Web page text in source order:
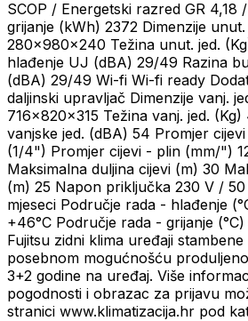
SCOP / Energetski razred GR 4,18
grijanje (kWh) 2372 Dimenzije
280×980×240 Težina unut. jed.
hlađenje UJ (dBA) 29/49 Razina
(dBA) 29/49 Wi-fi Wi-fi ready
daljinski upravljač Dimenzije vanj.
716×820×315 Težina vanj. jed.
vanjske jed. (dBA) 54 Promjer
(1/4") Promjer cijevi - plin (mm/")
Maksimalna duljina cijevi (m) 30
(m) 25 Napon priključka 230 V /
mjeseci Područje rada - hlađenje
+46°C Područje rada - grijanje (°C)
Fujitsu zidni klima uređaji
posebnom mogućnošću
3+2 godine na uređaj. Više
pogodnosti i obrazac za prijavu
stranici www.klimatizacija.hr pod